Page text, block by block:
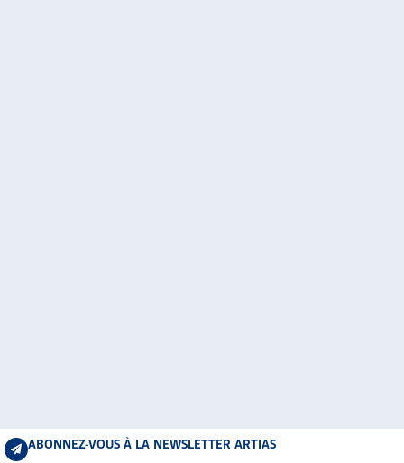
ABONNEZ-VOUS À LA NEWSLETTER ARTIAS